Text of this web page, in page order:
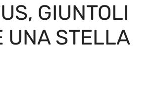
GIUNTOLI
UNA STELLA